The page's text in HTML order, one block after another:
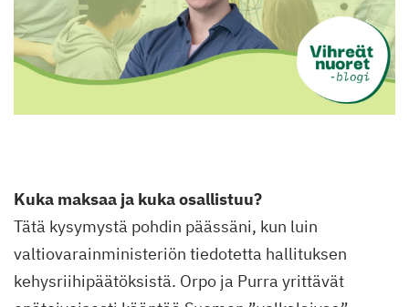
Kuka maksaa ja kuka osallistuu?
Tätä kysymystä pohdin päässäni, kun luin
valtiovarainministeriön tiedotetta hallituksen
kehysriihipäätöksistä. Orpo ja Purra yrittävät